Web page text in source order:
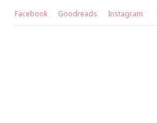
Facebook Goodreads Instagram